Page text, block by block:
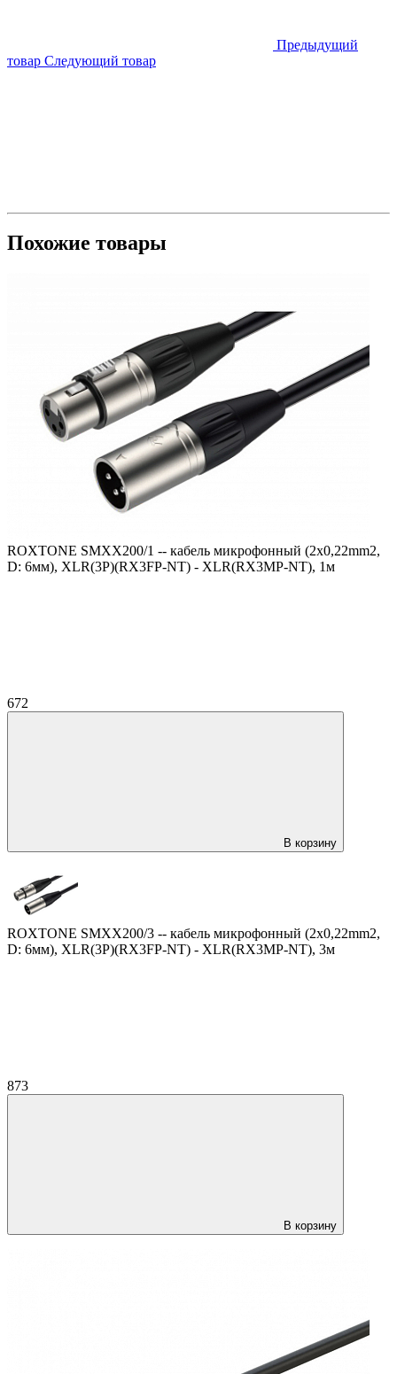
Предыдущий
товар Следующий товар
Похожие товары
ROXTONE SMXX200/1 -- кабель микрофонный (2x0,22mm2,
D: 6мм), XLR(3P)(RX3FP-NT) - XLR(RX3MP-NT), 1м
672
В корзину
ROXTONE SMXX200/3 -- кабель микрофонный (2x0,22mm2,
D: 6мм), XLR(3P)(RX3FP-NT) - XLR(RX3MP-NT), 3м
873
В корзину